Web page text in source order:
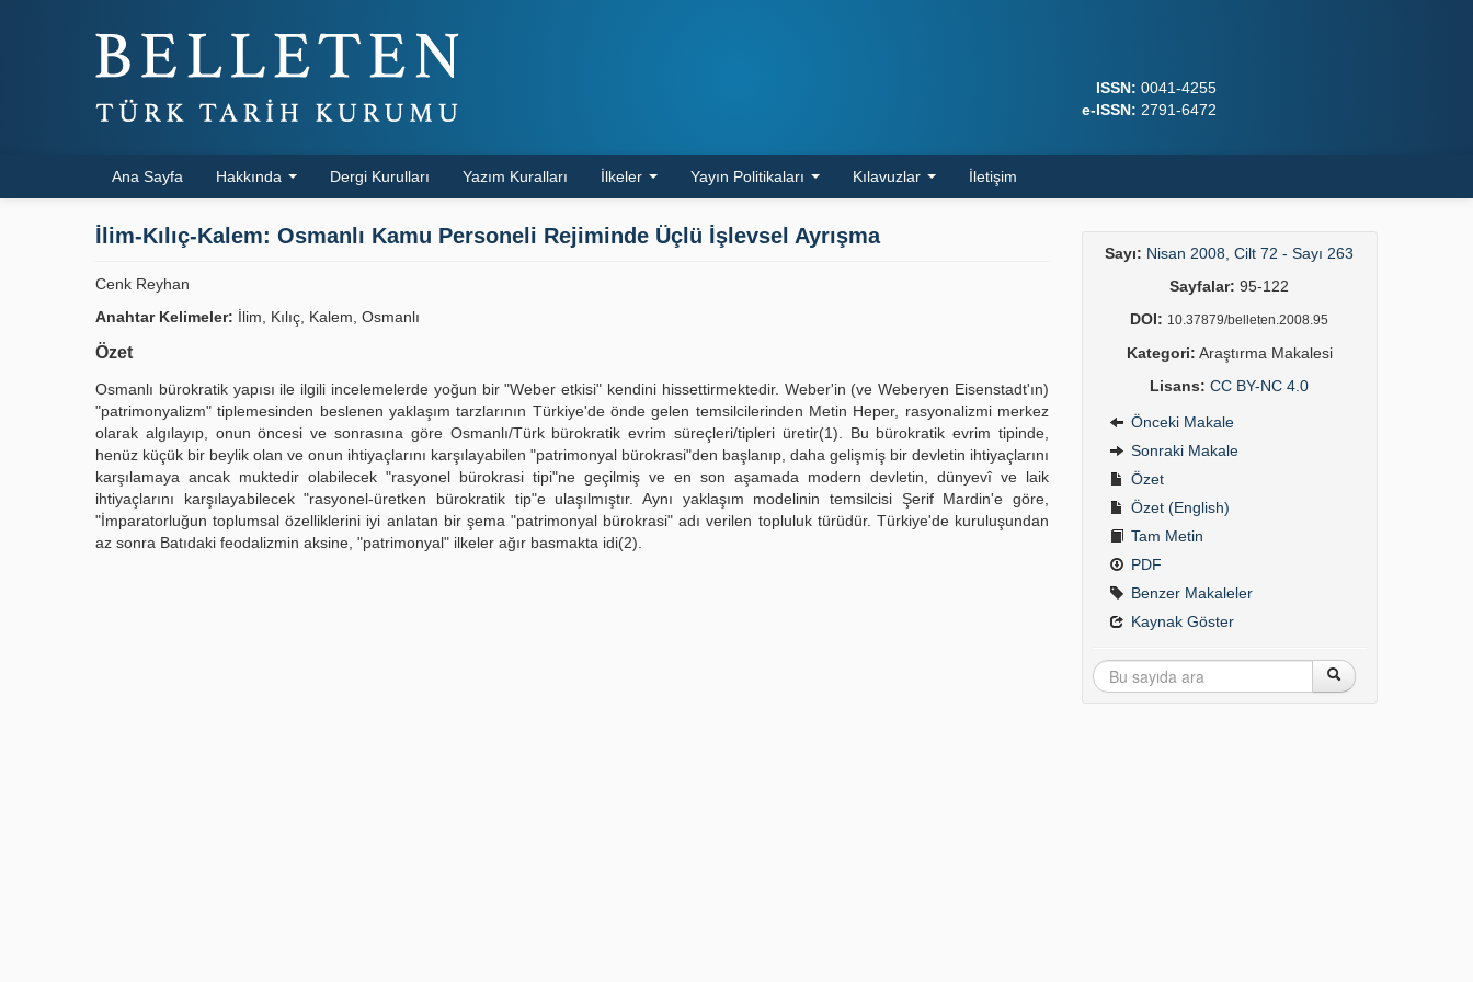
ISSN: 0041-4255
e-ISSN: 2791-6472
Ana Sayfa Hakkında Dergi Kurulları Yazım Kuralları İlkeler Yayın Politikaları Kılavuzlar İletişim
İlim-Kılıç-Kalem: Osmanlı Kamu Personeli Rejiminde Üçlü İşlevsel Ayrışma
Cenk Reyhan
Anahtar Kelimeler: İlim, Kılıç, Kalem, Osmanlı
Özet
Osmanlı bürokratik yapısı ile ilgili incelemelerde yoğun bir "Weber etkisi" kendini hissettirmektedir. Weber'in (ve Weberyen Eisenstadt'ın)
"patrimonyalizm" tiplemesinden beslenen yaklaşım tarzlarının Türkiye'de önde gelen temsilcilerinden Metin Heper, rasyonalizmi merkez
olarak algılayıp, onun öncesi ve sonrasına göre Osmanlı/Türk bürokratik evrim süreçleri/tipleri üretir(1). Bu bürokratik evrim tipinde,
henüz küçük bir beylik olan ve onun ihtiyaçlarını karşılayabilen "patrimonyal bürokrasi"den başlanıp, daha gelişmiş bir devletin ihtiyaçlarını
karşılamaya ancak muktedir olabilecek "rasyonel bürokrasi tipi"ne geçilmiş ve en son aşamada modern devletin, dünyevî ve laik
ihtiyaçlarını karşılayabilecek "rasyonel-üretken bürokratik tip"e ulaşılmıştır. Aynı yaklaşım modelinin temsilcisi Şerif Mardin'e göre,
"İmparatorluğun toplumsal özelliklerini iyi anlatan bir şema "patrimonyal bürokrasi" adı verilen topluluk türüdür. Türkiye'de kuruluşundan
az sonra Batıdaki feodalizmin aksine, "patrimonyal" ilkeler ağır basmakta idi(2).
Sayı: Nisan 2008, Cilt 72 - Sayı 263
Sayfalar: 95-122
DOI: 10.37879/belleten.2008.95
Kategori: Araştırma Makalesi
Lisans: CC BY-NC 4.0
Önceki Makale
Sonraki Makale
Özet
Özet (English)
Tam Metin
PDF
Benzer Makaleler
Kaynak Göster